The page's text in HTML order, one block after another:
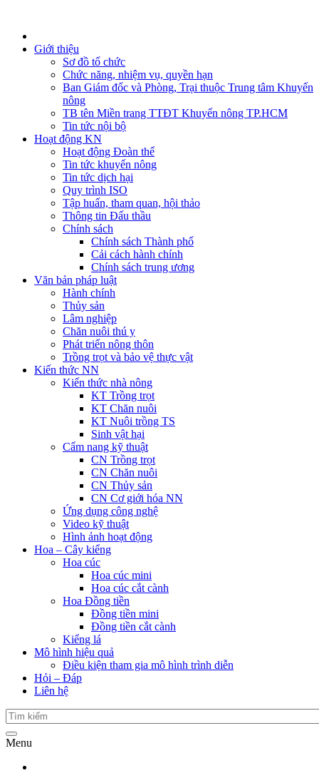
Giới thiệu
Sơ đồ tổ chức
Chức năng, nhiệm vụ, quyền hạn
Ban Giám đốc và Phòng, Trại thuộc Trung tâm Khuyến
nông
TB tên Miền trang TTĐT Khuyến nông TP.HCM
Tin tức nội bộ
Hoạt động KN
Hoạt động Đoàn thể
Tin tức khuyến nông
Tin tức dịch hại
Quy trình ISO
Tập huấn, tham quan, hội thảo
Thông tin Đấu thầu
Chính sách
Chính sách Thành phố
Cải cách hành chính
Chính sách trung ương
Văn bản pháp luật
Hành chính
Thủy sản
Lâm nghiệp
Chăn nuôi thú y
Phát triển nông thôn
Trồng trọt và bảo vệ thực vật
Kiến thức NN
Kiến thức nhà nông
KT Trồng trọt
KT Chăn nuôi
KT Nuôi trồng TS
Sinh vật hại
Cẩm nang kỹ thuật
CN Trồng trọt
CN Chăn nuôi
CN Thủy sản
CN Cơ giới hóa NN
Ứng dụng công nghệ
Video kỹ thuật
Hình ảnh hoạt động
Hoa – Cây kiểng
Hoa cúc
Hoa cúc mini
Hoa cúc cắt cành
Hoa Đồng tiền
Đồng tiền mini
Đồng tiền cắt cành
Kiểng lá
Mô hình hiệu quả
Điều kiện tham gia mô hình trình diễn
Hỏi – Đáp
Liên hệ
Menu